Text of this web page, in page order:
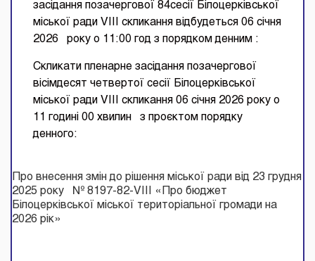
засідання позачергової 84сесії Білоцерківської
міської ради VIII скликання відбудеться 06 січня
2026 року о 11:00 год з порядком денним :
Скликати пленарне засідання позачергової
вісімдесят четвертої сесії Білоцерківської
міської ради VIII скликання 06 січня 2026 року о
11 годині 00 хвилин з проєктом порядку
денного:
Про внесення змін до рішення міської ради від 23 грудня
2025 року № 8197-82-VІІІ «Про бюджет
Білоцерківської міської територіальної громади на
2026 рік»